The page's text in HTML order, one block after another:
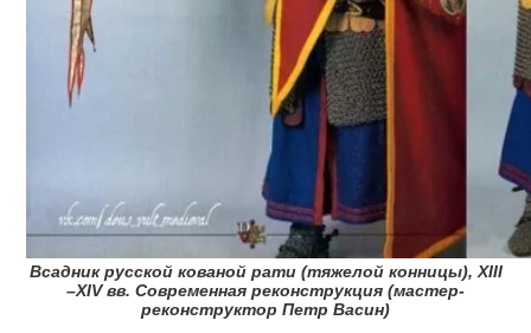
Всадник русской кованой рати (тяжелой конницы), XIII
–XIV вв. Современная реконструкция (мастер-
реконструктор Петр Васин)